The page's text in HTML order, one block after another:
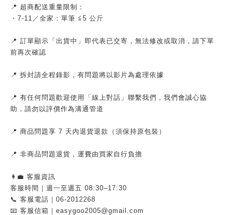
📍 超商配送重量限制：
・7-11／全家：單筆 ≦5 公斤
📍 訂單顯示「出貨中」即代表已交寄，無法修改或取消，請下單
前再次確認
📍 拆封請全程錄影，有問題將以影片為處理依據
📍 有任何問題歡迎使用「線上對話」聯繫我們，我們會誠心協
助，請勿以評價作為溝通管道
📍 商品問題享 7 天內退貨退款（須保持原包裝）
📍 非商品問題退貨，運費由買家自行負擔
👩‍💼 客服資訊
客服時間｜週一至週五 08:30–17:30
📞 客服電話｜06-2012268
📧 客服信箱｜easygoo2005@gmail.com